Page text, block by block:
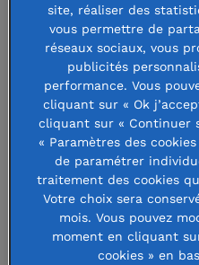
La Fondation
pour favoriser
l’insertion dans la
lutter contre
discriminations et
aider les
situations
environnement
site, réaliser des
vous permettre de
réseaux sociaux, vous
publicités
performance. Vous
cliquant sur « Ok
cliquant sur « Continuer
« Paramètres des
de paramétrer
traitement des cookies
Votre choix sera
mois. Vous pouvez
moment en cliquant
cookies » en